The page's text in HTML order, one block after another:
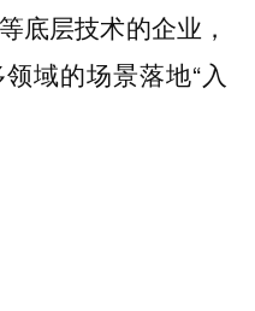
底层技术的企业，
域的场景落地“入